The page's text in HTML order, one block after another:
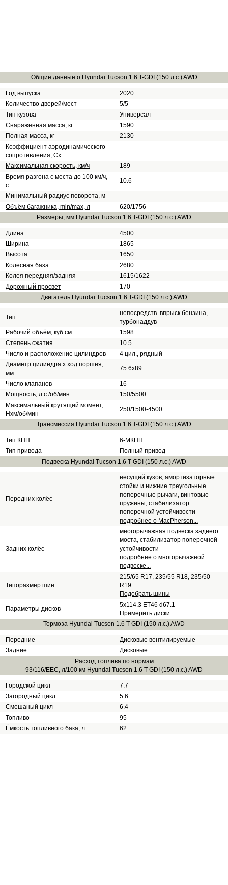
Общие данные о Hyundai Tucson 1.6 T-GDI (150 л.с.) AWD
Год выпуска
2020
Количество дверей/мест
5/5
Тип кузова
Универсал
Снаряженная масса, кг
1590
Полная масса, кг
2130
Коэффициент аэродинамического
сопротивления, Сх
Максимальная скорость, км/ч
189
Время разгона с места до 100 км/ч,
с
10.6
Минимальный радиус поворота, м
Объём багажника, min/max, л
620/1756
Размеры, мм Hyundai Tucson 1.6 T-GDI (150 л.с.) AWD
Длина
4500
Ширина
1865
Высота
1650
Колесная база
2680
Колея передняя/задняя
1615/1622
Дорожный просвет
170
Двигатель Hyundai Tucson 1.6 T-GDI (150 л.с.) AWD
Тип
непосредств. впрыск бензина,
турбонаддув
Рабочий объём, куб.см
1598
Степень сжатия
10.5
Число и расположение цилиндров
4 цил., рядный
Диаметр цилиндра х ход поршня,
мм
75.6x89
Число клапанов
16
Мощность, л.с./об/мин
150/5500
Максимальный крутящий момент,
Нхм/об/мин
250/1500-4500
Трансмиссия Hyundai Tucson 1.6 T-GDI (150 л.с.) AWD
Тип КПП
6-МКПП
Тип привода
Полный привод
Подвеска Hyundai Tucson 1.6 T-GDI (150 л.с.) AWD
Передних колёс
несущий кузов, амортизаторные
стойки и нижние треугольные
поперечные рычаги, винтовые
пружины, стабилизатор
поперечной устойчивости
подробнее о MacPherson...
Задних колёс
многорычажная подвеска заднего
моста, стабилизатор поперечной
устойчивости
подробнее о многорычажной
подвеске...
Типоразмер шин
215/65 R17, 235/55 R18, 235/50
R19
Подобрать шины
Параметры дисков
5x114.3 ET46 d67.1
Примерить диски
Тормоза Hyundai Tucson 1.6 T-GDI (150 л.с.) AWD
Передние
Дисковые вентилируемые
Задние
Дисковые
Расход топливапо нормам
93/116/EEC, л/100 км Hyundai Tucson 1.6 T-GDI (150 л.с.) AWD
Городской цикл
7.7
Загородный цикл
5.6
Смешаный цикл
6.4
Топливо
95
Ёмкость топливного бака, л
62